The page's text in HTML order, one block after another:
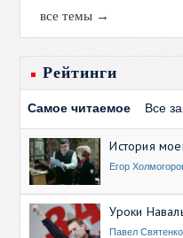
все темы →
Рейтинги
Самое читаемое Все
История
Егор
Уроки
Павел